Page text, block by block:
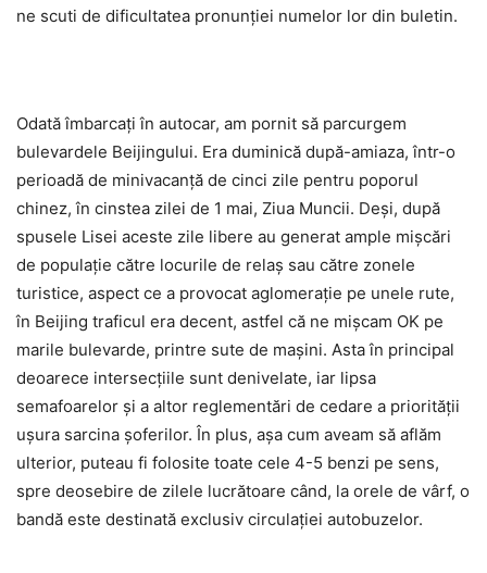
ne scuti de dificultatea pronunției numelor lor din buletin.
Odată îmbarcați în autocar, am pornit să parcurgem
bulevardele Beijingului. Era duminică după-amiaza, într-o
perioadă de minivacanță de cinci zile pentru poporul
chinez, în cinstea zilei de 1 mai, Ziua Muncii. Deși, după
spusele Lisei aceste zile libere au generat ample mișcări
de populație către locurile de relaș sau către zonele
turistice, aspect ce a provocat aglomerație pe unele rute,
în Beijing traficul era decent, astfel că ne mișcam OK pe
marile bulevarde, printre sute de mașini. Asta în principal
deoarece intersecțiile sunt denivelate, iar lipsa
semafoarelor și a altor reglementări de cedare a priorității
ușura sarcina șoferilor. În plus, așa cum aveam să aflăm
ulterior, puteau fi folosite toate cele 4-5 benzi pe sens,
spre deosebire de zilele lucrătoare când, la orele de vârf, o
bandă este destinată exclusiv circulației autobuzelor.